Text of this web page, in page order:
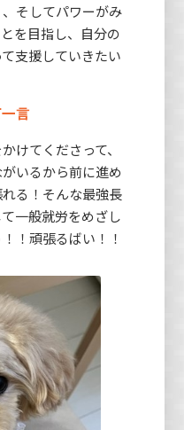
そしてパワーがみ
を目指し、自分の
支援していきたい
言
けてくださって、
いるから前に進め
る！そんな最強長
一般就労をめざし
！頑張るばい！！